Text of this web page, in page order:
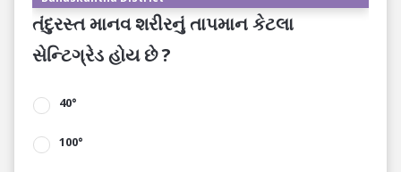
તંદુરસ્ત માનવ શરીરનું તાપમાન કેટલા
સેન્ટિગ્રેડ હોય છે ?
40°
100°